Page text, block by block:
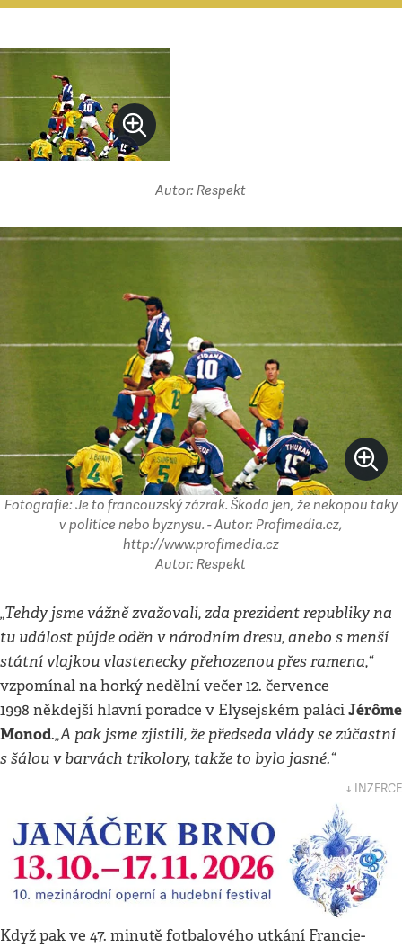
Autor: Respekt
Fotografie: Je to francouzský zázrak. Škoda jen, že nekopou taky
v politice nebo byznysu. - Autor: Profimedia.cz,
http://www.profimedia.cz
Autor: Respekt
„Tehdy jsme vážně zvažovali, zda prezident republiky na
tu událost půjde oděn v národním dresu, anebo s menší
státní vlajkou vlastenecky přehozenou přes ramena,“
vzpomínal na horký nedělní večer 12. července
1998 někdejší hlavní poradce v Elysejském paláciJérôme
Monod.„A pak jsme zjistili, že předseda vlády se zúčastní
s šálou v barvách trikolory, takže to bylo jasné.“
↓ INZERCE
Když pak ve 47. minutě fotbalového utkání Francie-